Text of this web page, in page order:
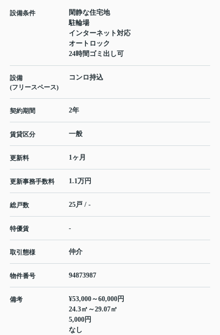
設備条件
閑静な住宅地
駐輪場
インターネット対応
オートロック
24時間ゴミ出し可
設備
(フリースペース)
コンロ持込
契約期間 2年
賃貸区分 一般
更新料 1ヶ月
更新事務手数料 1.1万円
総戸数 25戸 / -
特優賃 -
取引態様 仲介
物件番号 94873987
備考
¥53,000～60,000円
24.3㎡～29.07㎡
5,000円
なし